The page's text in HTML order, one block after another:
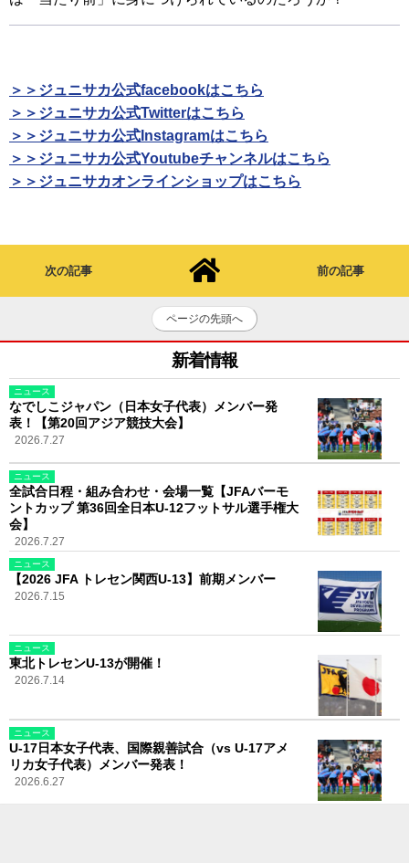
＞＞ジュニサカ公式facebookはこちら
＞＞ジュニサカ公式Twitterはこちら
＞＞ジュニサカ公式Instagramはこちら
＞＞ジュニサカ公式Youtubeチャンネルはこちら
＞＞ジュニサカオンラインショップはこちら
次の記事 前の記事
ページの先頭へ
新着情報
ニュース
なでしこジャパン（日本女子代表）メンバー発
表！【第20回アジア競技大会】
2026.7.27
ニュース
全試合日程・組み合わせ・会場一覧【JFAバーモ
ントカップ 第36回全日本U-12フットサル選手権大
会】
2026.7.27
ニュース
【2026 JFA トレセン関西U-13】前期メンバー
2026.7.15
ニュース
東北トレセンU-13が開催！
2026.7.14
ニュース
U-17日本女子代表、国際親善試合（vs U-17アメ
リカ女子代表）メンバー発表！
2026.6.27